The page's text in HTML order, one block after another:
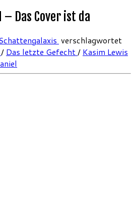
Das Cover ist da
verschlagwortet
/ Das letzte Gefecht/ Kasim Lewis